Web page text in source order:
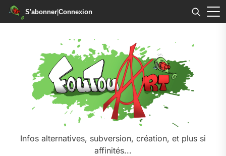
S'abonner|Connexion
Infos alternatives, subversion, création, et plus si
affinités...